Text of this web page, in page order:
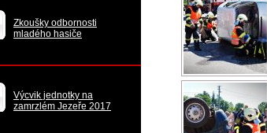
Zkoušky odbornosti
mladého hasiče
Výcvik jednotky na
zamrzlém Jezeře 2017